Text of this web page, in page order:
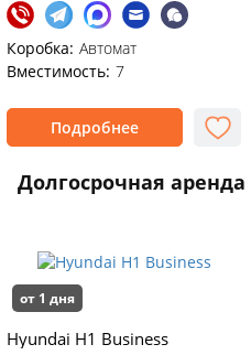
Коробка: Автомат
Вместимость: 7
Подробнее
Долгосрочная аренда
от 1 дня
Hyundai H1 Business